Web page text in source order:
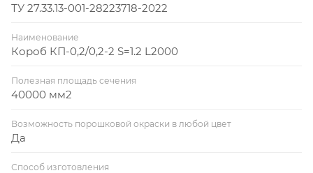
ТУ 27.33.13-001-28223718-2022
Наименование
Короб КП-0,2/0,2-2 S=1.2 L2000
Полезная площадь сечения
40000 мм2
Возможность порошковой окраски в любой цвет
Да
Способ изготовления